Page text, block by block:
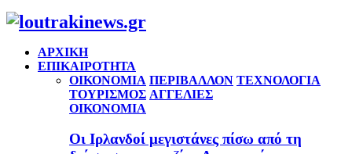
Facebook
Twitter
Instagram
Pinterest
Youtube
ΑΡΧΙΚΗ
ΕΠΙΚΑΙΡΟΤΗΤΑ
ΟΙΚΟΝΟΜΙΑ ΠΕΡΙΒΑΛΛΟΝ ΤΕΧΝΟΛΟΓΙΑ
ΤΟΥΡΙΣΜΟΣ ΑΓΓΕΛΙΕΣ
ΟΙΚΟΝΟΜΙΑ
Οι Ιρλανδοί μεγιστάνες πίσω από τη